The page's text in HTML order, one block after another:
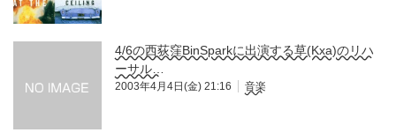
4/6の西荻窪BinSparkに出演する草(Kxa)のリハ
ーサル…
2003年4月4日(金) 21:16 音楽